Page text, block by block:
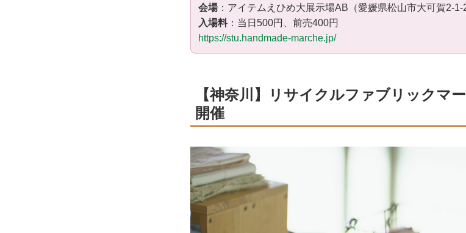
会場：アイテムえひめ大展示場AB（愛媛県松山市大可賀2-1-
入場料：当日500円、前売400円
https://stu.handmade-marche.jp/
【神奈川】リサイクルファブリックマ
開催